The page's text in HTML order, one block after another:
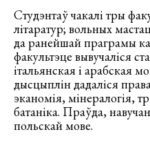
Студэнтаў чакалі тры
літаратур; вольных
да ранейшай праграмы
факультэце вывучаліся
італьянская і арабская
дысцыплін дадаліся
эканомія, мінералогія,
батаніка. Праўда,
польскай мове.